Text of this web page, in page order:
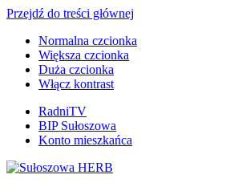
Przejdź do treści głównej
Normalna czcionka
Większa czcionka
Duża czcionka
Włącz kontrast
RadniTV
BIP Sułoszowa
Konto mieszkańca